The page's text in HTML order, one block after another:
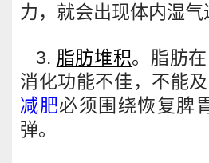
力，就会出现体内湿
3. 脂肪堆积。脂肪
消化功能不佳，不能
减肥必须围绕恢复脾
弹。